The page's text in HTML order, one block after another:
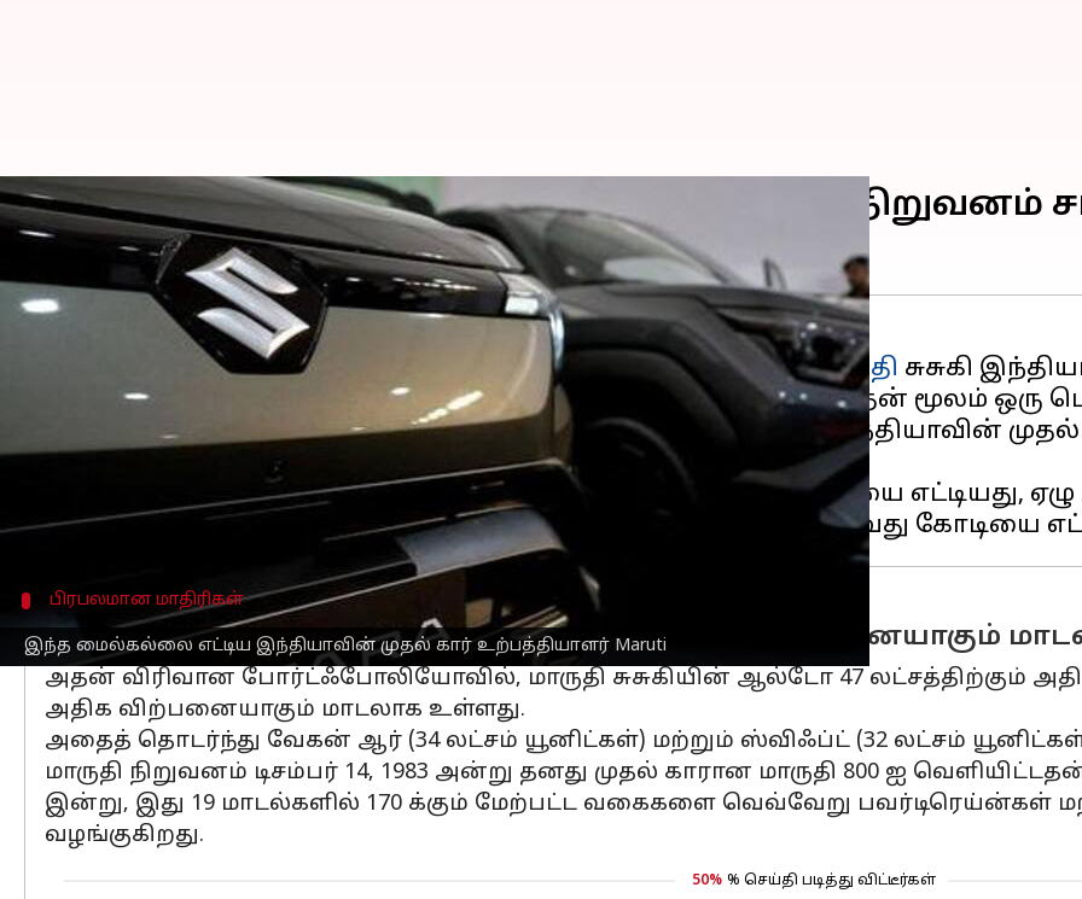
இந்த மைல்கல்லை எட்டிய இந்தியாவின் முதல் கார் உற்பத்தியாளர் Maruti
3 கோடி விற்பனை மைல்கல்லை எட்டி மாருதி நிறுவனம்
Venkatalakshmi V Nov 05, 2025 05:40 pm
செய்தி முன்னோட்டம்
இந்தியாவின் முன்னணி பயணிகள் வாகன தயாரிப்பாளரானமாருதி சுசுகி
விற்பனையில் மூன்று கோடிக்கும் அதிகமான யூனிட்டுகளை விற்றதன் மூலம் ஒரு
42 ஆண்டுகள் எடுத்த இந்த சாதனை, இந்த மைல்கல்லை எட்டிய இந்தியாவின் முதல்
ஆக்குகிறது.
Maruti நிறுவனம் 28 ஆண்டுகள் இரண்டு மாதங்களில் முதல் கோடியை எட்டியது,
பிரபலமான மாதிரிகள்
ஆல்டோ, வேகன் ஆர் மற்றும் ஸ்விஃப்ட் அதிகம் விற்பனையாகும்
அதன் விரிவான போர்ட்ஃபோலியோவில், மாருதி சுசுகியின் ஆல்டோ 47 லட்சத்திற்கும்
அதிக விற்பனையாகும் மாடலாக உள்ளது.
அதைத் தொடர்ந்து வேகன் ஆர் (34 லட்சம் யூனிட்கள்) மற்றும் ஸ்விஃப்ட் (32 லட்சம்
மாருதி நிறுவனம் டிசம்பர் 14, 1983 அன்று தனது முதல் காரான மாருதி 800 ஐ
இன்று, இது 19 மாடல்களில் 170 க்கும் மேற்பட்ட வகைகளை வெவ்வேறு பவர்டிரெய்ன்கள்
வழங்குகிறது.
50% % செய்தி படித்து விட்டீர்கள்